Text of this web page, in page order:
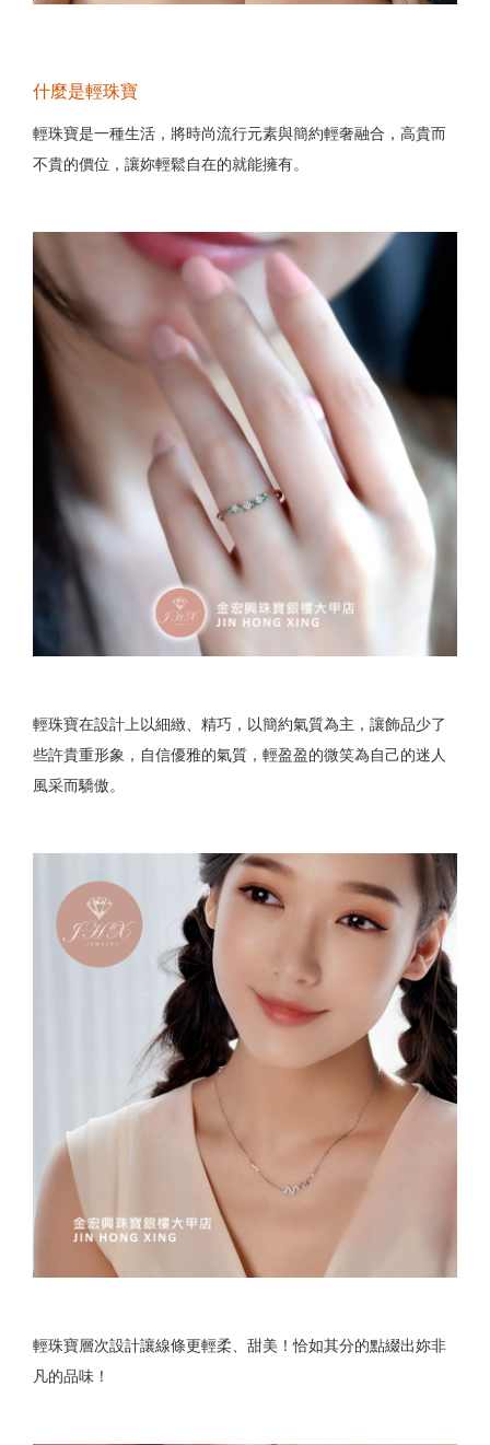
什麼是輕珠寶
輕珠寶是一種生活，將時尚流行元素與簡約輕奢融合，高貴而
不貴的價位，讓妳輕鬆自在的就能擁有。
輕珠寶在設計上以細緻、精巧，以簡約氣質為主，讓飾品少了
些許貴重形象，自信優雅的氣質，輕盈盈的微笑為自己的迷人
風采而驕傲。
輕珠寶層次設計讓線條更輕柔、甜美！恰如其分的點綴出妳非
凡的品味！